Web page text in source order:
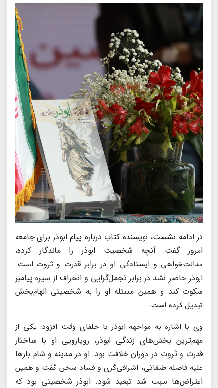
در ادامه نشست، نویسنده کتاب درباره پیام ابوذر برای جامعه
امروز گفت: آنچه شخصیت ابوذر را ماندگار کرده،
عدالت‌خواهی و ایستادگی او در برابر قدرت و ثروت است.
ابوذر حاضر نشد در برابر تجمل‌گرایی و انحراف از سیره پیامبر
سکوت کند و همین مسئله او را به شخصیتی الهام‌بخش
تبدیل کرده است.
وی با اشاره به مواجهه ابوذر با خلفای وقت افزود: یکی از
مهم‌ترین بخش‌های زندگی ابوذر، رویارویی او با ساختار
قدرت و ثروت در دوران خلافت بود. او در مدینه و شام بارها
علیه فاصله طبقاتی، اشرافی‌گری و فساد سخن گفت و همین
اعتراض‌ها سبب شد تبعید شود. ابوذر شخصیتی بود که